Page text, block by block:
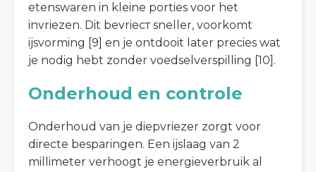
etenswaren in kleine porties voor het
invriezen. Dit bevriест sneller, voorkomt
ijsvorming [9] en je ontdooit later precies wat
je nodig hebt zonder voedselverspilling [10].
Onderhoud en controle
Onderhoud van je diepvriezer zorgt voor
directe besparingen. Een ijslaag van 2
millimeter verhoogt je energieverbruik al